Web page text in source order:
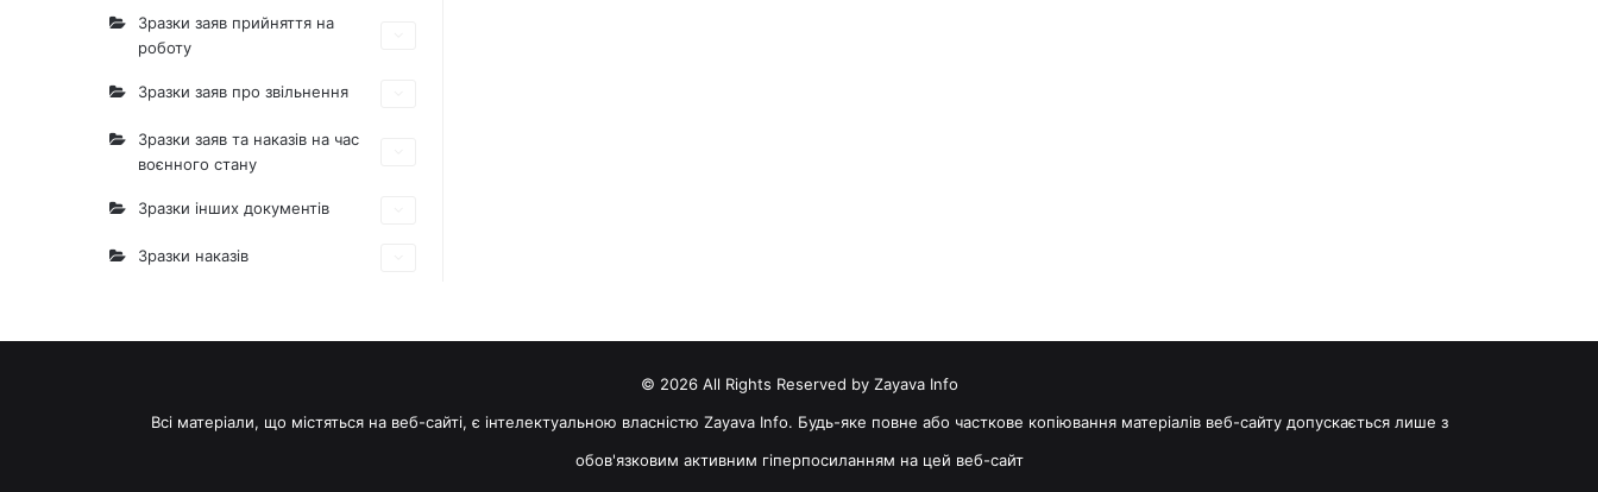
Зразки заяв прийняття на
роботу
Зразки заяв про звільнення
Зразки заяв та наказів на час
воєнного стану
Зразки інших документів
Зразки наказів
© 2026 All Rights Reserved by Zayava Info
Всі матеріали, що містяться на веб-сайті, є інтелектуальною власністю Zayava Info. Будь-яке повне або часткове копіювання матеріалів веб-сайту допускається лише з
обов'язковим активним гіперпосиланням на цей веб-сайт